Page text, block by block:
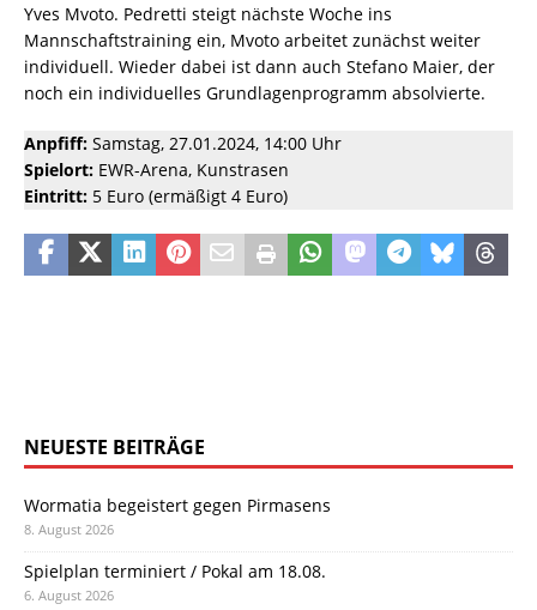
Yves Mvoto. Pedretti steigt nächste Woche ins
Mannschaftstraining ein, Mvoto arbeitet zunächst weiter
individuell. Wieder dabei ist dann auch Stefano Maier, der
noch ein individuelles Grundlagenprogramm absolvierte.
Anpfiff: Samstag, 27.01.2024, 14:00 Uhr
Spielort: EWR-Arena, Kunstrasen
Eintritt: 5 Euro (ermäßigt 4 Euro)
NEUESTE BEITRÄGE
Wormatia begeistert gegen Pirmasens
8. August 2026
Spielplan terminiert / Pokal am 18.08.
6. August 2026